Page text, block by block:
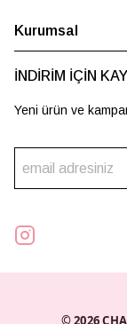
Kurumsal
İNDİRİM İÇİN
Yeni ürün ve
© 2026